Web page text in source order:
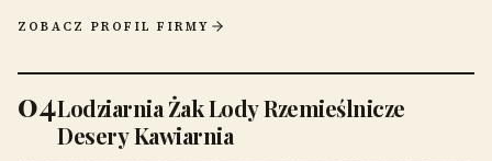
ZOBACZ PROFIL FIRMY
04Lodziarnia Żak Lody Rzemieślnicze
Desery Kawiarnia